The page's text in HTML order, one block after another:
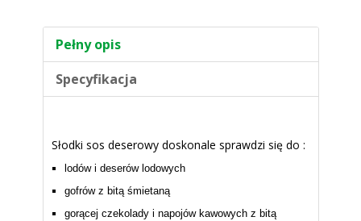
Pełny opis
Specyfikacja
Słodki sos deserowy doskonale sprawdzi się do :
lodów i deserów lodowych
gofrów z bitą śmietaną
gorącej czekolady i napojów kawowych z bitą